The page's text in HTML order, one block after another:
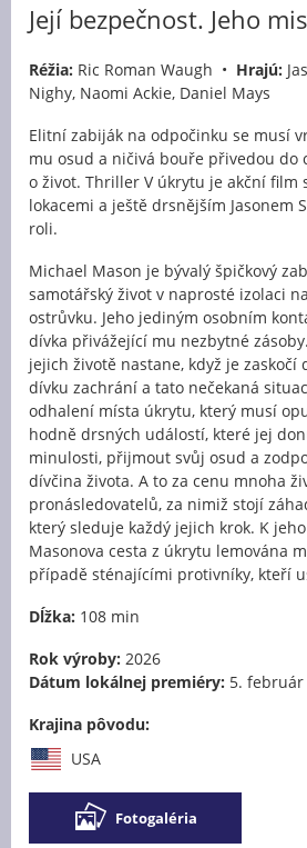
Její bezpečnost. Jeho
Réžia: Ric Roman Waugh • Hrajú:
Nighy, Naomi Ackie, Daniel Mays
Elitní zabiják na odpočinku se musí
mu osud a ničivá bouře přivedou do
o život. Thriller V úkrytu je akční film
lokacemi a ještě drsnějším Jasonem
roli.
Michael Mason je bývalý špičkový
samotářský život v naprosté izolaci
ostrůvku. Jeho jediným osobním
dívka přivážející mu nezbytné
jejich životě nastane, když je zaskočí
dívku zachrání a tato nečekaná
odhalení místa úkrytu, který musí
hodně drsných událostí, které jej
minulosti, přijmout svůj osud a
dívčina života. A to za cenu mnoha
pronásledovatelů, za nimiž stojí
který sleduje každý jejich krok. K
Masonova cesta z úkrytu lemována
případě sténajícími protivníky, kteří
Dĺžka: 108 min
Rok výroby: 2026
Dátum lokálnej premiéry: 5. február
Krajina pôvodu:
USA
Fotogaléria